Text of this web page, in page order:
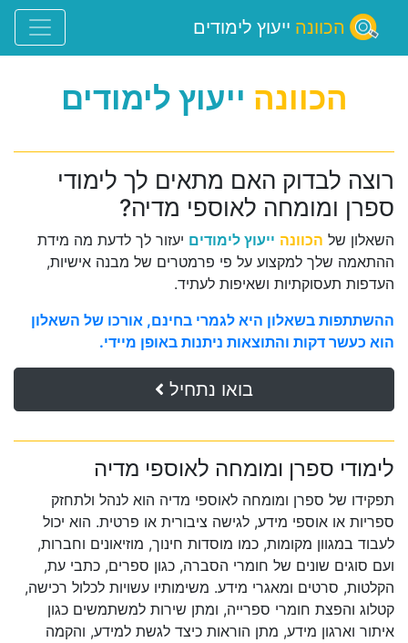
הכוונה ייעוץ לימודים
הכוונה ייעוץ לימודים
רוצה לבדוק האם מתאים לך לימודי
ספרן ומומחה לאוספי מדיה?
השאלון של הכוונה ייעוץ לימודים יעזור לך לדעת מה מידת
ההתאמה שלך למקצוע על פי פרמטרים של מבנה אישיות,
העדפות תעסוקתיות ושאיפות לעתיד.
ההשתתפות בשאלון היא לגמרי בחינם, אורכו של השאלון
הוא כעשר דקות והתוצאות ניתנות באופן מיידי.
בואו נתחיל
לימודי ספרן ומומחה לאוספי מדיה
תפקידו של ספרן ומומחה לאוספי מדיה הוא לנהל ולתחזק
ספריות או אוספי מידע, לגישה ציבורית או פרטית. הוא יכול
לעבוד במגוון מקומות, כמו מוסדות חינוך, מוזיאונים וחברות,
ועם סוגים שונים של חומרי הסברה, כגון ספרים, כתבי עת,
הקלטות, סרטים ומאגרי מידע. משימותיו עשויות לכלול רכישה,
קטלוג והפצת חומרי ספרייה, ומתן שירות למשתמשים כגון
איתור וארגון מידע, מתן הוראות כיצד לגשת למידע, והקמה